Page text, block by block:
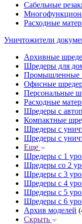
Сабельные
Расходные
Уничтожители
Архивные
Шредеры для
Промышленные
Офисные
Персональные
Расходные
Шредеры с
Компактные
Шредеры с
Шредеры с
Еще
Шредеры с 1
Шредеры со 2
Шредеры с 3
Шредеры с 4
Шредеры с 5
Шредеры с 6
Архив моделей
Скрыть